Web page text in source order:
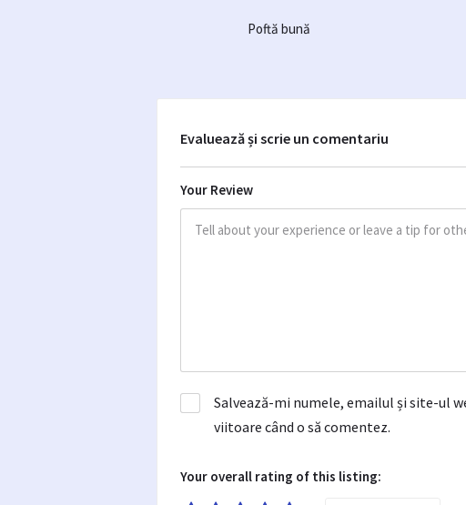
Poftă bună
Evaluează și scrie un comentariu
Your Review
Salvează-mi numele, emailul și site-ul
viitoare când o să comentez.
Your overall rating of this listing: